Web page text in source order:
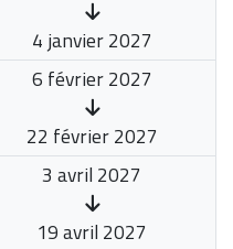
4 janvier 2027
6 février 2027
22 février 2027
3 avril 2027
19 avril 2027